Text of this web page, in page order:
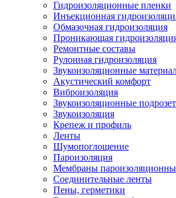
Гидроизоляционные пленки
Инъекционная
Обмазочная гидроизоляция
Проникающая
Ремонтные составы
Рулонная гидроизоляция
Звукоизоляционные
Акустический комфорт
Виброизоляция
Звукоизоляционные
Звукоизоляция
Крепеж и профиль
Ленты
Шумопоглощение
Пароизоляция
Мембраны
Соединительные ленты
Пены, герметики